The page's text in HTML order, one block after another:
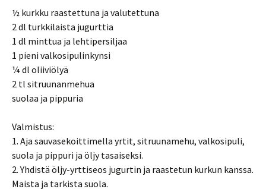
½ kurkku raastettuna ja valutettuna
2 dl turkkilaista jugurttia
1 dl minttua ja lehtipersiljaa
1 pieni valkosipulinkynsi
¼ dl oliiviölyä
2 tl sitruunanmehua
suolaa ja pippuria
Valmistus:
1. Aja sauvasekoittimella yrtit, sitruunamehu, valkosipuli,
suola ja pippuri ja öljy tasaiseksi.
2. Yhdistä öljy-yrttiseos jugurtin ja raastetun kurkun kanssa.
Maista ja tarkista suola.